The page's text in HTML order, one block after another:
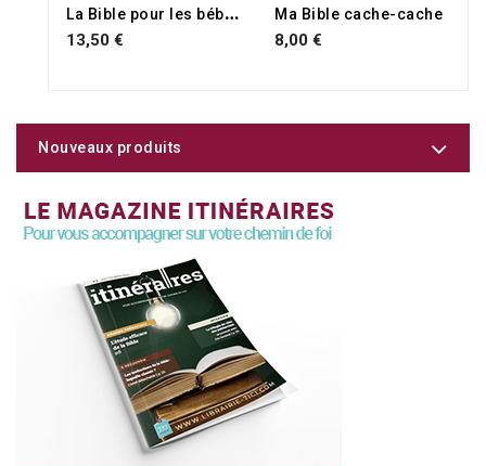
L
a Bible pour les bébés
13,50 €
Ma Bible cache-cache
8,00 €
Nouveaux produits